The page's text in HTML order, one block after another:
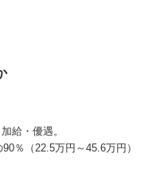
給・優遇。
％（22.5万円～45.6万円）